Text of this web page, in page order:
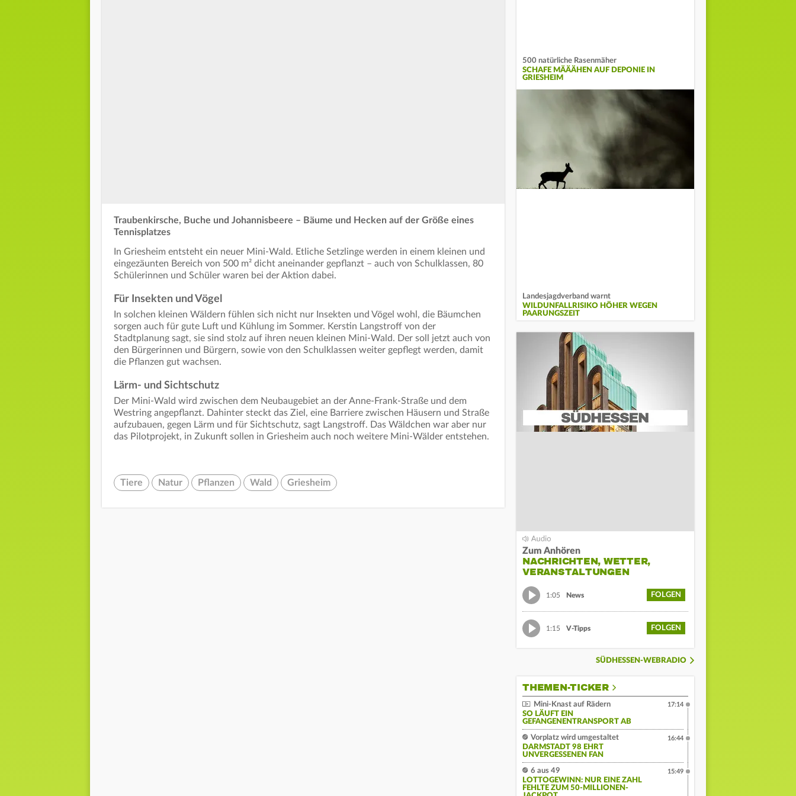
Traubenkirsche, Buche und Johannisbeere – Bäume und Hecken auf der Größe eines
Tennisplatzes
In Griesheim entsteht ein neuer Mini-Wald. Etliche Setzlinge werden in einem kleinen und
eingezäunten Bereich von 500 m² dicht aneinander gepflanzt – auch von Schulklassen, 80
Schülerinnen und Schüler waren bei der Aktion dabei.
Für Insekten und Vögel
In solchen kleinen Wäldern fühlen sich nicht nur Insekten und Vögel wohl, die Bäumchen
sorgen auch für gute Luft und Kühlung im Sommer. Kerstin Langstroff von der
Stadtplanung sagt, sie sind stolz auf ihren neuen kleinen Mini-Wald. Der soll jetzt auch von
den Bürgerinnen und Bürgern, sowie von den Schulklassen weiter gepflegt werden, damit
die Pflanzen gut wachsen.
Lärm- und Sichtschutz
Der Mini-Wald wird zwischen dem Neubaugebiet an der Anne-Frank-Straße und dem
Westring angepflanzt. Dahinter steckt das Ziel, eine Barriere zwischen Häusern und Straße
aufzubauen, gegen Lärm und für Sichtschutz, sagt Langstroff. Das Wäldchen war aber nur
das Pilotprojekt, in Zukunft sollen in Griesheim auch noch weitere Mini-Wälder entstehen.
Tiere Natur Pflanzen Wald Griesheim
500 natürliche Rasenmäher
SCHAFE MÄÄÄHEN AUF DEPONIE IN
GRIESHEIM
Landesjagdverband warnt
WILDUNFALLRISIKO HÖHER WEGEN
PAARUNGSZEIT
Zum Anhören
NACHRICHTEN, WETTER,
VERANSTALTUNGEN
1:05 News FOLGEN
1:15 V-Tipps FOLGEN
SÜDHESSEN-WEBRADIO
THEMEN-TICKER
Mini-Knast auf Rädern
SO LÄUFT EIN
GEFANGENENTRANSPORT AB
17:14
Vorplatz wird umgestaltet
DARMSTADT 98 EHRT
UNVERGESSENEN FAN
16:44
6 aus 49
LOTTOGEWINN: NUR EINE ZAHL
FEHLTE ZUM 50-MILLIONEN-
15:49